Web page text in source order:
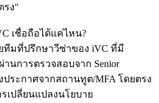
รง"
เชื่อถือได้แค่ไหน?
ทีมที่ปรึกษาวีซ่าของ iVC ที่มี
นการตรวจสอบจาก Senior
ประกาศจากสถานทูต/MFA โดยตรง
เปลี่ยนแปลงนโยบาย